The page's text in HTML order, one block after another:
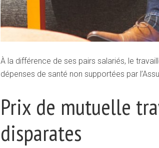
À la différence de ses pairs salariés, le
dépenses de santé non supportées par
Prix de mutuelle
disparates